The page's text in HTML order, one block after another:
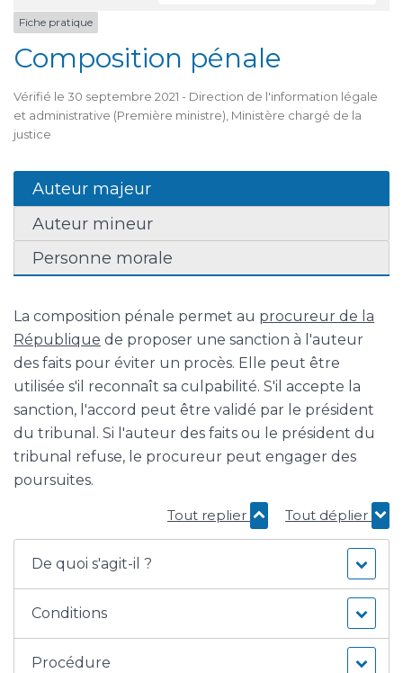
Fiche pratique
Composition pénale
Vérifié le 30 septembre 2021 - Direction de l'information légale
et administrative (Première ministre), Ministère chargé de la
justice
Auteur majeur
Auteur mineur
Personne morale
La composition pénale permet au procureur de la
République de proposer une sanction à l'auteur
des faits pour éviter un procès. Elle peut être
utilisée s'il reconnaît sa culpabilité. S'il accepte la
sanction, l'accord peut être validé par le président
du tribunal. Si l'auteur des faits ou le président du
tribunal refuse, le procureur peut engager des
poursuites.
Tout replier Tout déplier
De quoi s'agit-il ?
Conditions
Procédure